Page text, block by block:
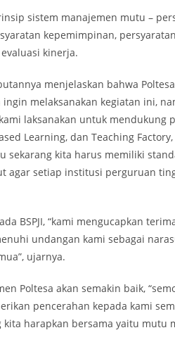
sistem manajemen mutu –
kepemimpinan,
kinerja.
menjelaskan bahwa
melaksanakan kegiatan ini,
laksanakan untuk mendukung
Learning, dan Teaching
kita harus memiliki
agar setiap institusi perguruan
BSPJI, “kami mengucapkan
undangan kami sebagai
ujarnya.
Poltesa akan semakin baik,
pencerahan kepada kami
harapkan bersama yaitu mutu